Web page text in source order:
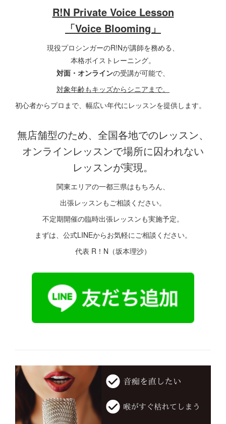
R!N Private Voice Lesson
「Voice Blooming」
現役プロシンガーのR!Nが講師を務める、
本格ボイストレーニング。
対面・オンラインの受講が可能で、
対象年齢もキッズからシニアまで。
初心者からプロまで、幅広い年代にレッスンを提供します。
無店舗型のため、全国各地でのレッスン、
オンラインレッスンで場所に囚われない
レッスンが実現。
関東エリアの一都三県はもちろん、
出張レッスンもご相談ください。
不定期開催の臨時出張レッスンも実施予定。
まずは、公式LINEからお気軽にご相談ください。
代表 R！N（坂本理沙）